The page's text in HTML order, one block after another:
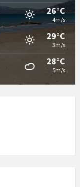
26°C
4m/s
29°C
3m/s
28°C
5m/s